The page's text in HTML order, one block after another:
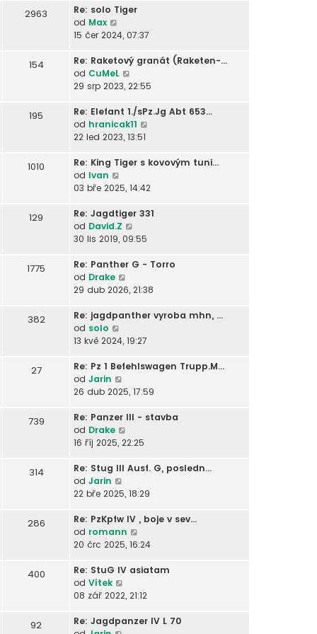
ě
e
ř
s
ě
v
e
d
í
ř
s
ě
v
e
l
d
í
ř
í
s
ě
e
z
t
o
s
l
d
n
í
ř
s
ě
v
e
2963
Re: solo Tiger
od Max
o
r
a
z
t
p
o
l
e
d
í
p
s
p
ě
e
k
15 čer 2024, 07:37
154
Re: Raketový granát (Raketen-…
od CuMeL
o
r
a
z
t
o
l
e
d
í
ř
s
ě
e
29 srp 2023, 22:55
195
Re: Elefant 1./sPz.Jg Abt 653…
od hranicak11
r
z
t
d
í
s
ě
e
22 led 2023, 13:51
1010
Re: King Tiger s kovovým tuni…
od Ivan
o
r
a
z
t
p
o
l
d
í
p
ř
s
p
ě
e
k
03 bře 2025, 14:42
129
Re: Jagdtiger 331
od David.Z
o
r
z
t
o
l
d
í
ř
s
ě
e
k
30 lis 2019, 09:55
1775
Re: Panther G - Torro
od Drake
o
r
z
t
o
l
d
í
ř
s
p
ě
e
29 dub 2026, 21:38
382
Re: jagdpanther vyroba mhn, …
od solo
o
r
a
z
t
p
o
l
e
d
í
p
ř
s
p
ě
e
13 kvě 2024, 19:27
27
Re: Pz 1 Befehlswagen Trupp.M…
od Jarin
o
r
a
z
t
o
l
e
d
í
ř
s
26 dub 2025, 17:59
739
Re: Panzer III - stavba
od Drake
o
r
z
t
p
o
l
d
í
16 říj 2025, 22:25
314
Re: Stug III Ausf. G, posledn…
od Jarin
o
r
a
z
t
o
l
22 bře 2025, 18:29
286
Re: PzKpfw IV , boje v sev…
od romann
o
r
z
t
20 črc 2025, 16:24
400
Re: StuG IV asiatam
od Vítek
o
r
08 zář 2022, 21:12
92
Re: Jagdpanzer IV L 70